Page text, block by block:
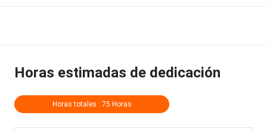
Horas estimadas de dedicación
Horas totales : 75 Horas